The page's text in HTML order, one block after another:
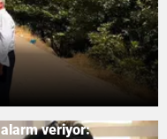
alarm veriyor: